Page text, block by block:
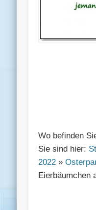
Wo befinden
Sie sind hier:
2022 »
Eierbäumchen